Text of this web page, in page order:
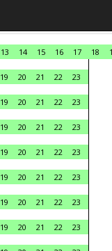
13 14 15 16 17 18
19 20 21 22
23
19 20 21 22
23
19 20 21 22
23
19 20 21 22
23
19 20 21 22
23
19 20 21 22
23
19 20 21 22
23